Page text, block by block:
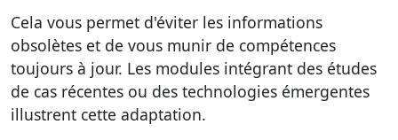
Cela vous permet d'éviter les informations
obsolètes et de vous munir de compétences
toujours à jour. Les modules intégrant des études
de cas récentes ou des technologies émergentes
illustrent cette adaptation.